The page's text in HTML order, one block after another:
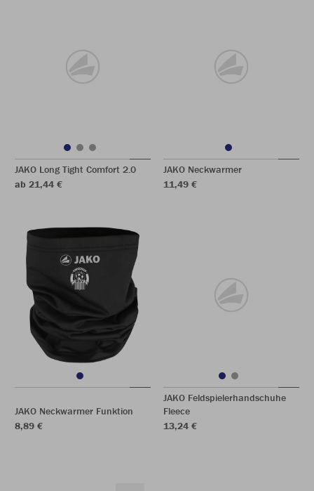
JAKO Long Tight Comfort 2.0
ab 21,44 €
JAKO Neckwarmer
11,49 €
JAKO Neckwarmer Funktion
8,89 €
JAKO Feldspielerhandschuhe
Fleece
13,24 €